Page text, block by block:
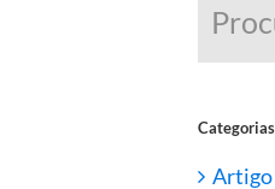
Categorias
Artigo